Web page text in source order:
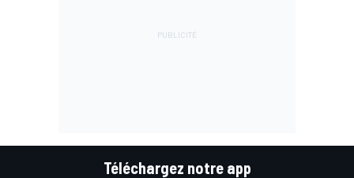
Téléchargez notre app